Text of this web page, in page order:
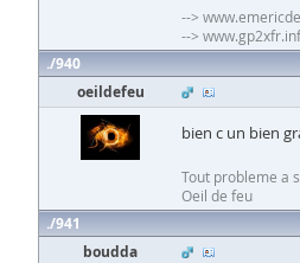
-->
-->
940
oeildefeu
bien c un bien
Tout probleme a
Oeil de feu
941
boudda